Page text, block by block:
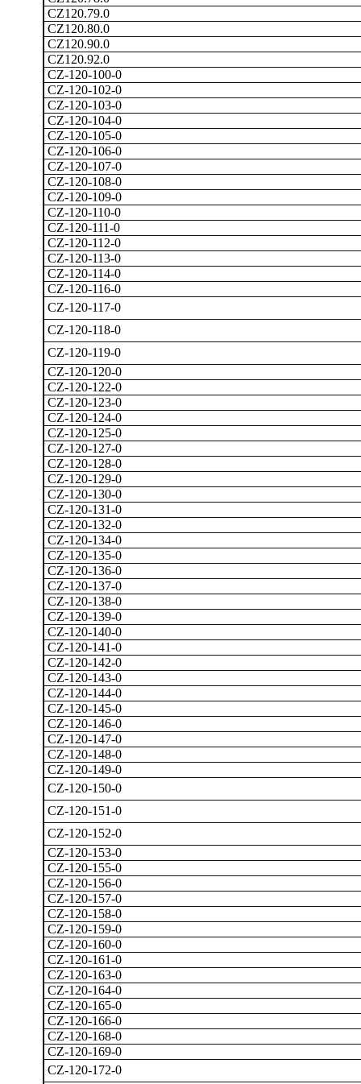
CZ120.79.0
CZ120.80.0
CZ120.90.0
CZ120.92.0
CZ-120-100-0
CZ-120-102-0
CZ-120-103-0
CZ-120-104-0
CZ-120-105-0
CZ-120-106-0
CZ-120-107-0
CZ-120-108-0
CZ-120-109-0
CZ-120-110-0
CZ-120-111-0
CZ-120-112-0
CZ-120-113-0
CZ-120-114-0
CZ-120-116-0
CZ-120-117-0
CZ-120-118-0
CZ-120-119-0
CZ-120-120-0
CZ-120-122-0
CZ-120-123-0
CZ-120-124-0
CZ-120-125-0
CZ-120-127-0
CZ-120-128-0
CZ-120-129-0
CZ-120-130-0
CZ-120-131-0
CZ-120-132-0
CZ-120-134-0
CZ-120-135-0
CZ-120-136-0
CZ-120-137-0
CZ-120-138-0
CZ-120-139-0
CZ-120-140-0
CZ-120-141-0
CZ-120-142-0
CZ-120-143-0
CZ-120-144-0
CZ-120-145-0
CZ-120-146-0
CZ-120-147-0
CZ-120-148-0
CZ-120-149-0
CZ-120-150-0
CZ-120-151-0
CZ-120-152-0
CZ-120-153-0
CZ-120-155-0
CZ-120-156-0
CZ-120-157-0
CZ-120-158-0
CZ-120-159-0
CZ-120-160-0
CZ-120-161-0
CZ-120-163-0
CZ-120-164-0
CZ-120-165-0
CZ-120-166-0
CZ-120-168-0
CZ-120-169-0
CZ-120-172-0